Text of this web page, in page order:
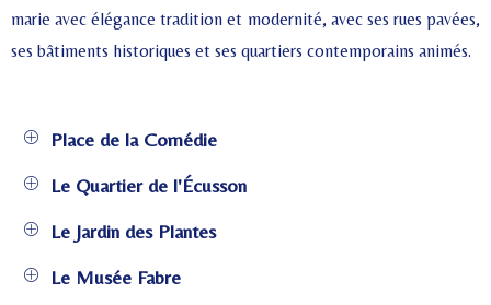
marie avec élégance tradition et modernité, avec ses rues pavées,
ses bâtiments historiques et ses quartiers contemporains animés.
Place de la Comédie
Le Quartier de l'Écusson
Le Jardin des Plantes
Le Musée Fabre